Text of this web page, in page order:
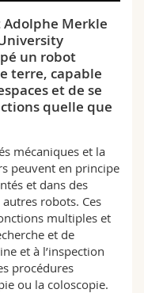
Adolphe Merkle
un robot
terre, capable
et de se
quelle que
mécaniques et la
peuvent en principe
et dans des
robots. Ces
multiples et
et de
et à l’inspection
procédures
ou la coloscopie.